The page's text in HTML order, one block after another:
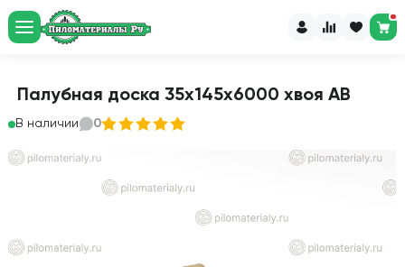
Палубная доска 35х145х6000 хвоя АВ
В наличии 0